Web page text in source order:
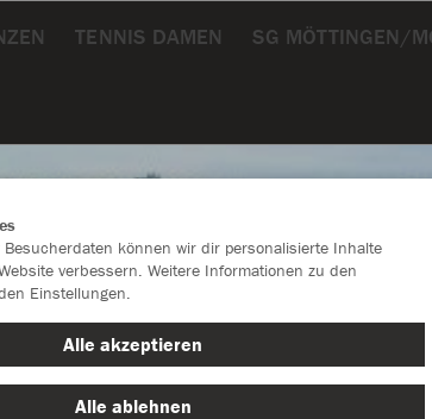
TENNIS DAMEN SG MÖTTINGEN/
können wir dir personalisierte Inhalte
verbessern. Weitere Informationen zu den
Einstellungen.
Alle akzeptieren
Alle ablehnen